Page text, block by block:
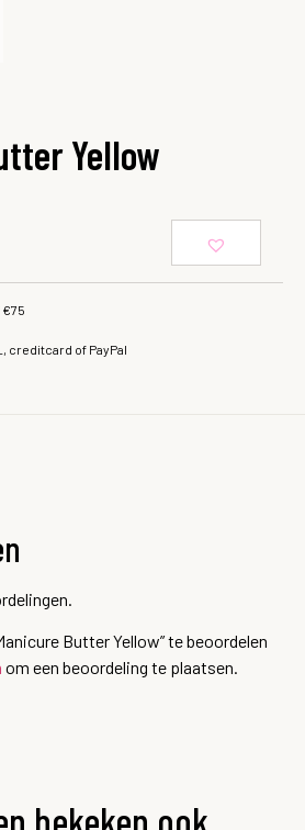
Yellow
creditcard of PayPal
Butter Yellow” te beoordelen
om een beoordeling te plaatsen.